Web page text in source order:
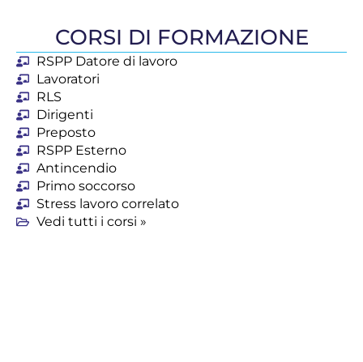
CORSI DI FORMAZIONE
RSPP Datore di lavoro
Lavoratori
RLS
Dirigenti
Preposto
RSPP Esterno
Antincendio
Primo soccorso
Stress lavoro correlato
Vedi tutti i corsi »